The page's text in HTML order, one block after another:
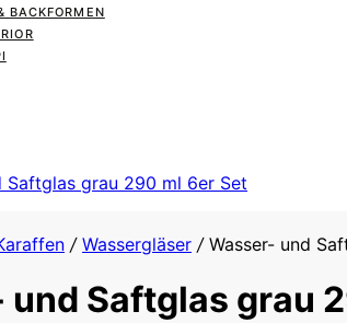
BACKFORMEN
/ Wassergläser /Wasser- und
und Saftglas grau